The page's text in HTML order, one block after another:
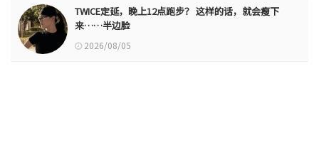
TWICE定延，晚上12点跑步？ 这样的话，就会瘦下
来……半边脸
2026/08/05